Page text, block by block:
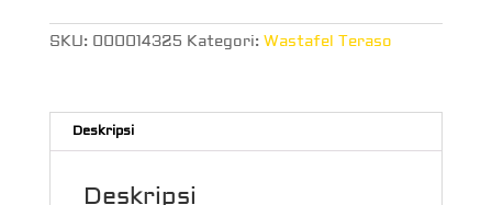
SKU: 000014325 Kategori: Wastafel Teraso
Deskripsi
Deskripsi